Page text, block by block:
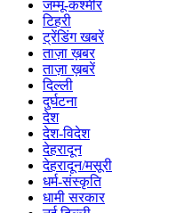
जम्मू-कश्मीर
टिहरी
ट्रेंडिंग खबरें
ताज़ा ख़बर
ताज़ा ख़बरें
दिल्ली
दुर्घटना
देश
देश-विदेश
देहरादून
देहरादून/मसूरी
धर्म-संस्कृति
धामी सरकार